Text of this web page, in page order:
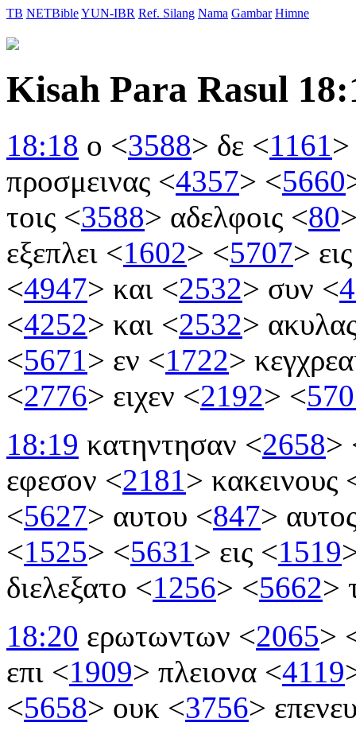
TB NETBibleYUN-IBR Ref. Silang Nama Gambar Himne
Kisah Para Rasul
18:18 ο <3588> δε <1161>
προσμεινας <4357> <5660
τοις <3588> αδελφοις <80
εξεπλει <1602> <5707>
<4947> και <2532> συν <
<4252> και <2532>
<5671> εν <1722>
<2776> ειχεν <2192> <
18:19 κατηντησαν <2658>
εφεσον <2181> κακεινους
<5627> αυτου <847>
<1525> <5631> εις <1519
διελεξατο <1256> <5662>
18:20 ερωτωντων <2065>
επι <1909> πλειονα <4119
<5658> ουκ <3756>